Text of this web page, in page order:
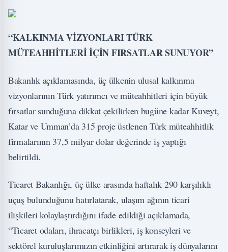
“KALKINMA VİZYONLARI TÜRK
MÜTEAHHİTLERİ İÇİN FIRSATLAR SUNUYOR”
Bakanlık açıklamasında, üç ülkenin ulusal kalkınma
vizyonlarının Türk yatırımcı ve müteahhitleri için büyük
fırsatlar sunduğuna dikkat çekilirken bugüne kadar Kuveyt,
Katar ve Umman’da 315 proje üstlenen Türk müteahhitlik
firmalarının 37,5 milyar dolar değerinde iş yaptığı
belirtildi.
Ticaret Bakanlığı, üç ülke arasında haftalık 290 karşılıklı
uçuş bulunduğunu hatırlatarak, ulaşım ağının ticari
ilişkileri kolaylaştırdığını ifade edildiği açıklamada,
“Ticaret odaları, ihracatçı birlikleri, iş konseyleri ve
sektörel kuruluşlarımızın etkinliğini artırarak iş dünyalarını